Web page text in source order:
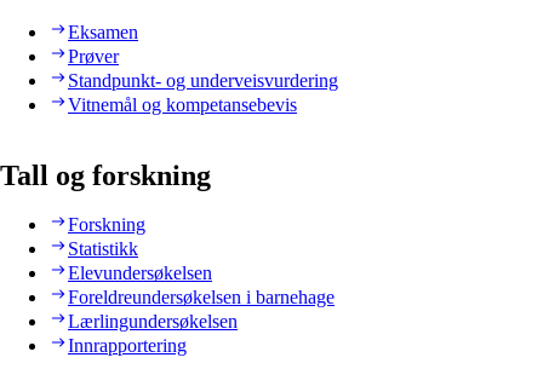
Eksamen
Prøver
Standpunkt- og underveisvurdering
Vitnemål og kompetansebevis
Tall og forskning
Forskning
Statistikk
Elevundersøkelsen
Foreldreundersøkelsen i barnehage
Lærlingundersøkelsen
Innrapportering